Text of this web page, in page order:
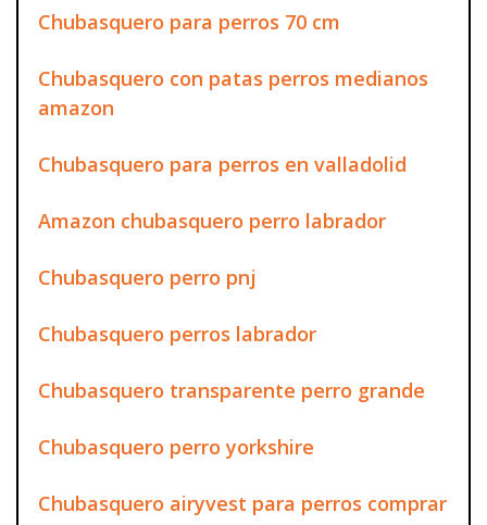
Chubasquero para perros 70 cm
Chubasquero con patas perros medianos
amazon
Chubasquero para perros en valladolid
Amazon chubasquero perro labrador
Chubasquero perro pnj
Chubasquero perros labrador
Chubasquero transparente perro grande
Chubasquero perro yorkshire
Chubasquero airyvest para perros comprar